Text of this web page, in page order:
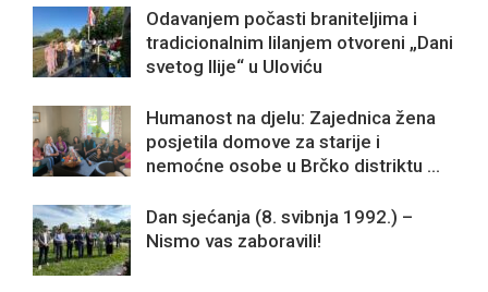
Odavanjem počasti braniteljima i
tradicionalnim lilanjem otvoreni „Dani
svetog Ilije“ u Uloviću
Humanost na djelu: Zajednica žena
posjetila domove za starije i
nemoćne osobe u Brčko distriktu ...
Dan sjećanja (8. svibnja 1992.) –
Nismo vas zaboravili!